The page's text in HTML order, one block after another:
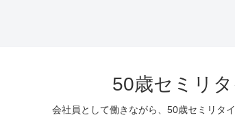
50歳セミリ
会社員として働きながら、50歳セミリタ